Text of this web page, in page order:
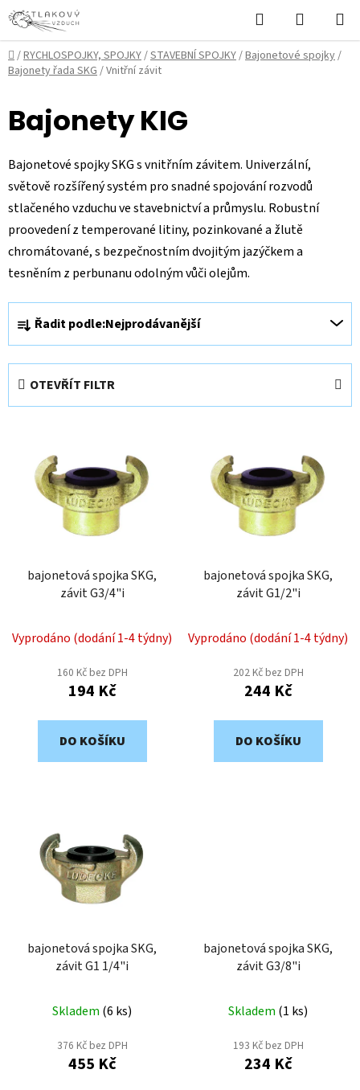
Přejít
na
obsah
Hledat
KOŠÍK
Domů
/RYCHLOSPOJKY, SPOJKY/STAVEBNÍ SPOJKY/Bajonetové spojky/
Bajonety řada SKG/Vnitřní závit
Bajonety KIG
Bajonetové spojky SKG s vnitřním závitem. Univerzální,
světově rozšířený systém pro snadné spojování rozvodů
stlačeného vzduchu ve stavebnictví a průmyslu. Robustní
proovedení z temperované litiny, pozinkované a žlutě
chromátované, s bezpečnostním dvojitým jazýčkem a
tesněním z perbunanu odolným vůči olejům.
Ř
a
z
e
n
í
Řadit podle:Nejprodávanější
OTEVŘÍT FILTR
k
bajonetová spojka SKG,
závit G3/4"i
Vyprodáno (dodání 1-4 týdny)
160 Kč bez DPH
194 Kč
DO KOŠÍKU
bajonetová spojka SKG,
závit G1/2"i
Vyprodáno (dodání 1-4 týdny)
202 Kč bez DPH
244 Kč
DO KOŠÍKU
bajonetová spojka SKG,
závit G1 1/4"i
Skladem (6 ks)
376 Kč bez DPH
455 Kč
bajonetová spojka SKG,
závit G3/8"i
Skladem (1 ks)
193 Kč bez DPH
234 Kč